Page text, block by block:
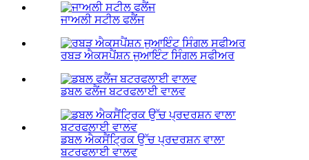
ਜਾਅਲੀ ਸਟੀਲ ਫਲੈਂਜ
ਰਬੜ ਐਕਸਪੈਂਸ਼ਨ ਜੁਆਇੰਟ ਸਿੰਗਲ ਸਫੀਅਰ
ਡਬਲ ਫਲੈਂਜ ਬਟਰਫਲਾਈ ਵਾਲਵ
ਡਬਲ ਐਕਸੈਂਟ੍ਰਿਕ ਉੱਚ ਪ੍ਰਦਰਸ਼ਨ ਵਾਲਾ
ਬਟਰਫਲਾਈ ਵਾਲਵ